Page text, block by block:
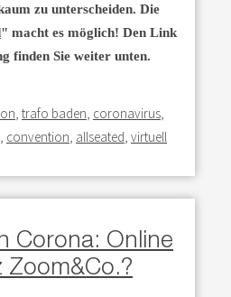
zu unterscheiden. Die
" macht es möglich! Den Link
finden Sie weiter unten.
trafo baden coronavirus
convention allseated virtuell
Corona: Online
Zoom&Co.?